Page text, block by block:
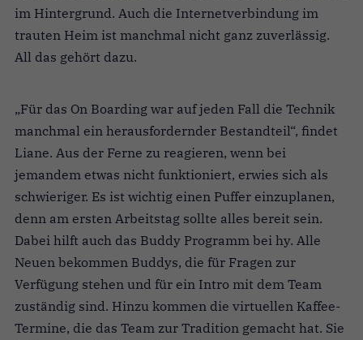
im Hintergrund. Auch die Internetverbindung im
trauten Heim ist manchmal nicht ganz zuverlässig.
All das gehört dazu.
„Für das On Boarding war auf jeden Fall die Technik
manchmal ein herausfordernder Bestandteil“, findet
Liane. Aus der Ferne zu reagieren, wenn bei
jemandem etwas nicht funktioniert, erwies sich als
schwieriger. Es ist wichtig einen Puffer einzuplanen,
denn am ersten Arbeitstag sollte alles bereit sein.
Dabei hilft auch das Buddy Programm bei hy. Alle
Neuen bekommen Buddys, die für Fragen zur
Verfügung stehen und für ein Intro mit dem Team
zuständig sind. Hinzu kommen die virtuellen Kaffee-
Termine, die das Team zur Tradition gemacht hat. Sie